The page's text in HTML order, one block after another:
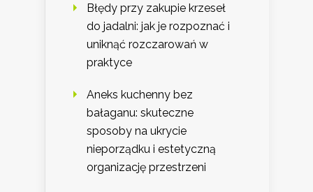
Błędy przy zakupie krzeseł
do jadalni: jak je rozpoznać i
uniknąć rozczarowań w
praktyce
Aneks kuchenny bez
bałaganu: skuteczne
sposoby na ukrycie
nieporządku i estetyczną
organizację przestrzeni